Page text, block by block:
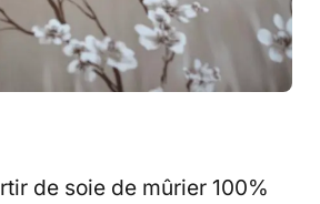
de soie de mûrier 100%